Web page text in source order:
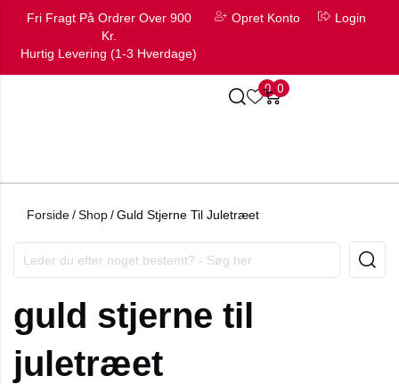
Fri Fragt På Ordrer Over 900
Kr.
Hurtig Levering (1-3 Hverdage)
Opret Konto Login
0 0
Forside/Shop/Guld Stjerne Til Juletræet
guld stjerne til
juletræet